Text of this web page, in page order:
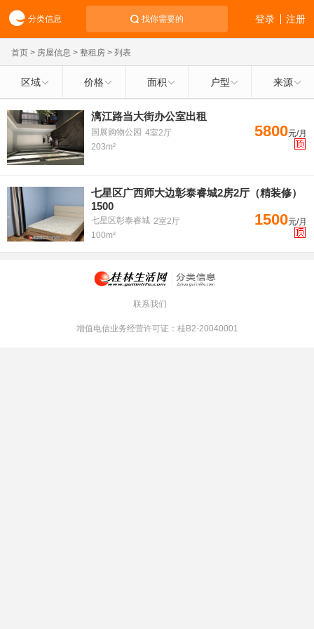
分类信息 找你需要的 注册
登录
首页 > 房屋信息 > 整租房 > 列表
区域 价格 面积 户型 来源
漓江路当大街办公室出租
国展购物公园 4室2厅
203m²
5800元/月
七星区广西师大边彰泰睿城2房2厅（精装修）
1500
七星区彰泰睿城 2室2厅
100m²
1500元/月
联系我们
增值电信业务经营许可证：桂B2-20040001